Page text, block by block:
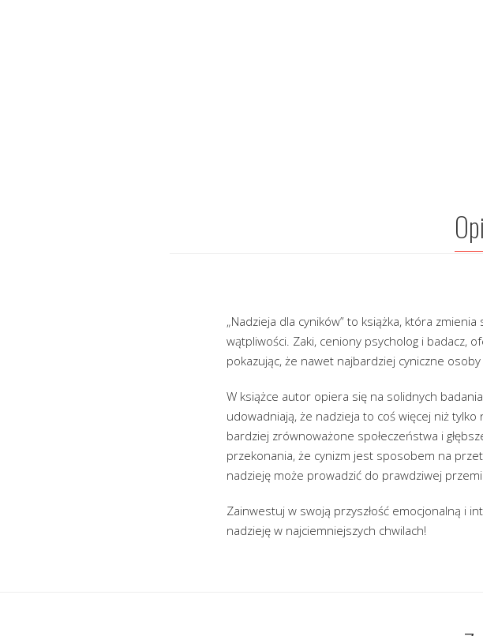
„Nadzieja dla cyników” to książka, która
wątpliwości. Zaki, ceniony psycholog i badacz,
pokazując, że nawet najbardziej cyniczne
W książce autor opiera się na solidnych
udowadniają, że nadzieja to coś więcej niż
bardziej zrównoważone społeczeństwa i
przekonania, że cynizm jest sposobem na
nadzieję może prowadzić do prawdziwej
Zainwestuj w swoją przyszłość emocjonalną i
nadzieję w najciemniejszych chwilach!